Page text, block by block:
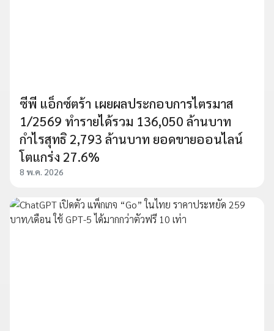
ซีพี แอ็กซ์ตร้า เผยผลประกอบการไตรมาส
1/2569 ทำรายได้รวม 136,050 ล้านบาท
กำไรสุทธิ 2,793 ล้านบาท ยอดขายออนไลน์
โตแกร่ง 27.6%
8 พ.ค. 2026